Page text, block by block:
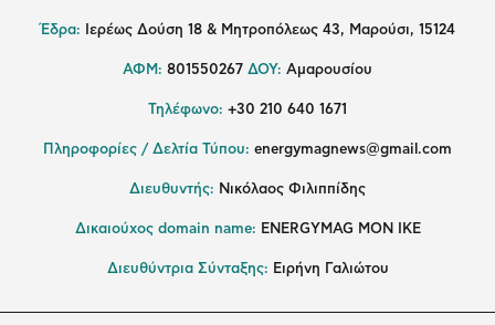
Έδρα: Ιερέως Δούση 18 & Μητροπόλεως 43, Μαρούσι, 15124
ΑΦΜ: 801550267 ΔΟΥ: Αμαρουσίου
Τηλέφωνο: +30 210 640 1671
Πληροφορίες / Δελτία Τύπου: energymagnews@gmail.com
Διευθυντής: Νικόλαος Φιλιππίδης
Δικαιούχος domain name: ENERGYMAG ΜΟΝ ΙΚΕ
Διευθύντρια Σύνταξης: Ειρήνη Γαλιώτου